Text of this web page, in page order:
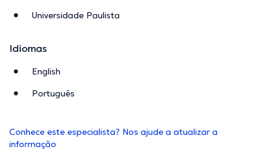
Universidade Paulista
Idiomas
English
Português
Conhece este especialista? Nos ajude a atualizar a
informação